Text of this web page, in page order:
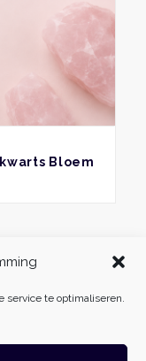
service te optimaliseren.
Bloem